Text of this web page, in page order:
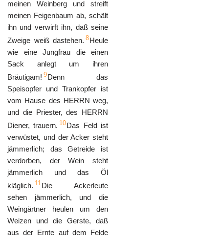
meinen Weinberg und streift
meinen Feigenbaum ab, schält
ihn und verwirft ihn, daß seine
Zweige weiß dastehen. 8Heule
wie eine Jungfrau die einen
Sack anlegt um ihren
Bräutigam! 9Denn das
Speisopfer und Trankopfer ist
vom Hause des HERRN weg,
und die Priester, des HERRN
Diener, trauern. 10Das Feld ist
verwüstet, und der Acker steht
jämmerlich; das Getreide ist
verdorben, der Wein steht
jämmerlich und das Öl
kläglich. 11Die Ackerleute
sehen jämmerlich, und die
Weingärtner heulen um den
Weizen und die Gerste, daß
aus der Ernte auf dem Felde